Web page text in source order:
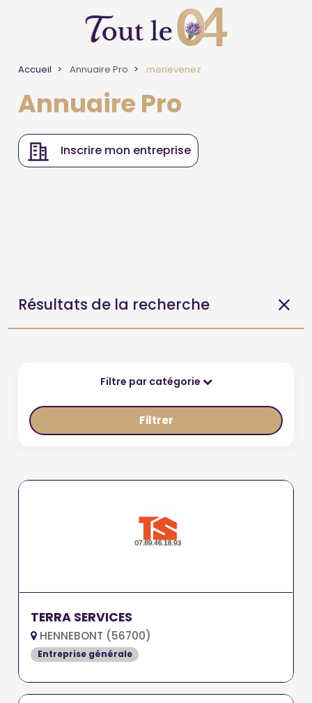
Accueil Annuaire Pro merlevenez
Annuaire Pro
Inscrire mon entreprise
Résultats de la recherche
Filtre par catégorie
Filtrer
TERRA SERVICES
HENNEBONT (56700)
Entreprise générale